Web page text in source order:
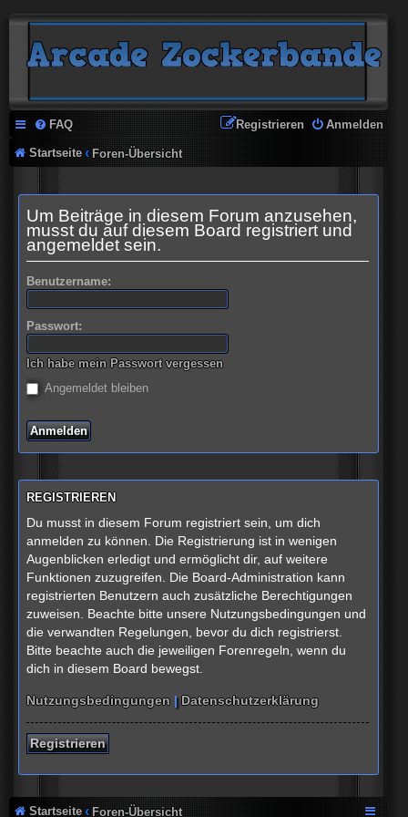
FAQ Anmelden
Registrieren
Startseite Foren-Übersicht
Um Beiträge in diesem Forum anzusehen,
musst du auf diesem Board registriert und
angemeldet sein.
Benutzername:
Passwort:
Ich habe mein Passwort vergessen
Angemeldet bleiben
REGISTRIEREN
Du musst in diesem Forum registriert sein, um dich
anmelden zu können. Die Registrierung ist in wenigen
Augenblicken erledigt und ermöglicht dir, auf weitere
Funktionen zuzugreifen. Die Board-Administration kann
registrierten Benutzern auch zusätzliche Berechtigungen
zuweisen. Beachte bitte unsere Nutzungsbedingungen und
die verwandten Regelungen, bevor du dich registrierst.
Bitte beachte auch die jeweiligen Forenregeln, wenn du
dich in diesem Board bewegst.
Nutzungsbedingungen |Datenschutzerklärung
Registrieren
Startseite Foren-Übersicht